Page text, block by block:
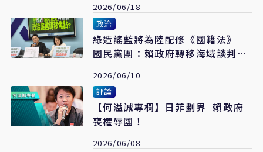
2026/06/18
政治
綠造謠藍將為陸配修《國籍法》
國民黨團：賴政府轉移海域談判失
2026/06/10
評論
【何溢誠專欄】日菲劃界 賴政府
喪權辱國！
2026/06/08